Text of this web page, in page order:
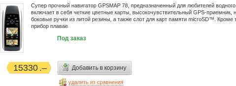
Супер прочный навигатор GPSMAP 78, предназначенный для любителей водного
включает в себя четкие цветные карты, высокочувствительный GPS-приемник,
боковые ручки из литой резины, а также слот для карт памяти microSD™. Кроме
прибор плавае
Под заказ
15330 Добавить в корзину
удалить из сравнения